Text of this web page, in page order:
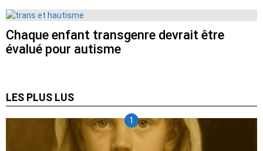
Chaque enfant transgenre devrait être
évalué pour autisme
LES PLUS LUS